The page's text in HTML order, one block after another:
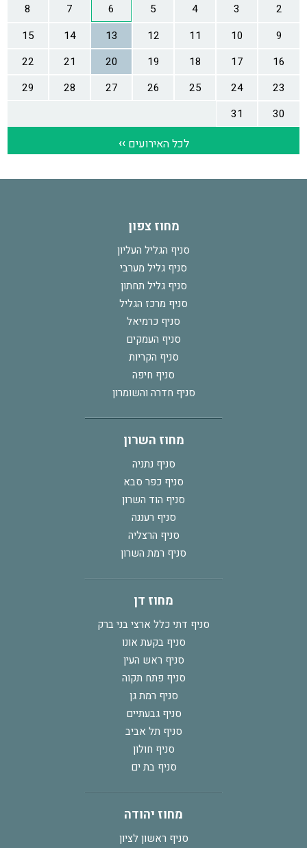
מחוז צפון
סניף הגליל העליון
סניף גליל מערבי
סניף גליל תחתון
סניף מרכז הגליל
סניף כרמיאל
סניף העמקים
סניף הקריות
סניף חיפה
סניף חדרה והשומרון
מחוז השרון
סניף נתניה
סניף כפר סבא
סניף הוד השרון
סניף רעננה
סניף הרצליה
סניף רמת השרון
מחוז דן
סניף דתי כלל ארצי בני ברק
סניף בקעת אונו
סניף ראש העין
סניף פתח תקוה
סניף רמת גן
סניף גבעתיים
סניף תל אביב
סניף חולון
סניף בת ים
מחוז יהודה
סניף ראשון לציון